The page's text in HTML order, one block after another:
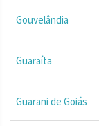
Gouvelândia
Guaraíta
Guarani de Goiás